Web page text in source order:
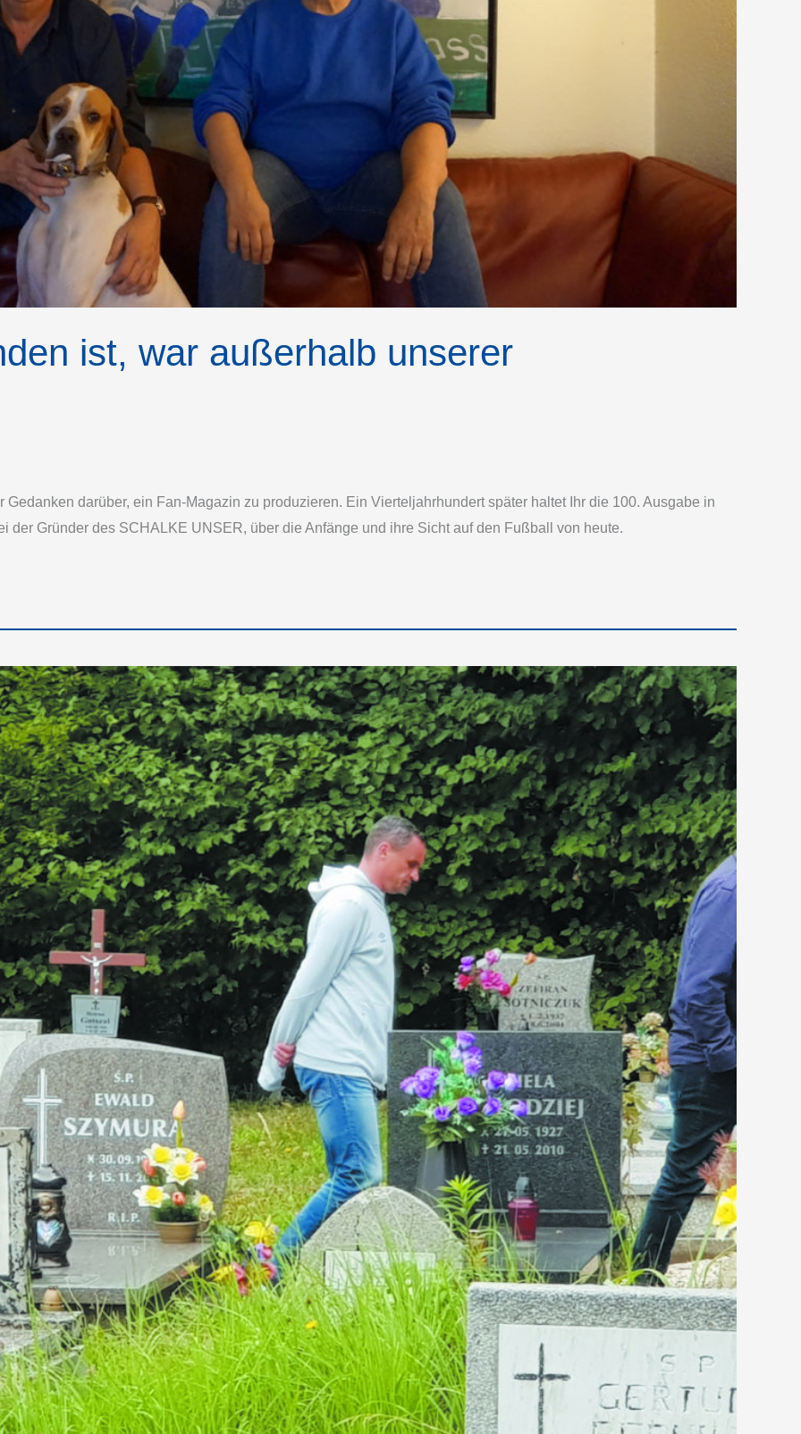
ist, war außerhalb unserer
darüber, ein Fan-Magazin zu produzieren. Ein Vierteljahrhundert später haltet Ihr die 100. Ausgabe in
der Gründer des SCHALKE UNSER, über die Anfänge und ihre Sicht auf den Fußball von heute.